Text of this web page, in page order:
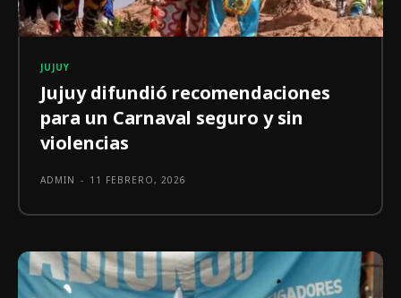
JUJUY
Jujuy difundió recomendaciones
para un Carnaval seguro y sin
violencias
ADMIN - 11 FEBRERO, 2026